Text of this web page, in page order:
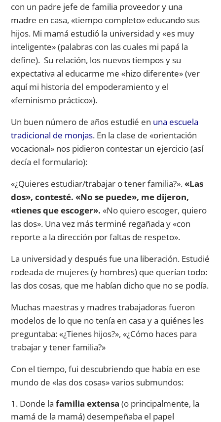
con un padre jefe de familia proveedor y una
madre en casa, «tiempo completo» educando sus
hijos. Mi mamá estudió la universidad y «es muy
inteligente» (palabras con las cuales mi papá la
define). Su relación, los nuevos tiempos y su
expectativa al educarme me «hizo diferente» (ver
aquí mi historia del empoderamiento y el
«feminismo práctico»).
Un buen número de años estudié en una escuela
tradicional de monjas. En la clase de «orientación
vocacional» nos pidieron contestar un ejercicio (así
decía el formulario):
«¿Quieres estudiar/trabajar o tener familia?». «Las
dos», contesté. «No se puede», me dijeron,
«tienes que escoger». «No quiero escoger, quiero
las dos». Una vez más terminé regañada y «con
reporte a la dirección por faltas de respeto».
La universidad y después fue una liberación. Estudié
rodeada de mujeres (y hombres) que querían todo:
las dos cosas, que me habían dicho que no se podía.
Muchas maestras y madres trabajadoras fueron
modelos de lo que no tenía en casa y a quiénes les
preguntaba: «¿Tienes hijos?», «¿Cómo haces para
trabajar y tener familia?»
Con el tiempo, fui descubriendo que había en ese
mundo de «las dos cosas» varios submundos:
Donde lafamilia extensa (o principalmente, la
mamá de la mamá) desempeñaba el papel